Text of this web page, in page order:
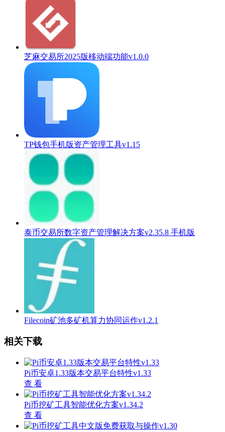
芝麻交易所2025版移动端功能v1.0.0
TP钱包手机版资产管理工具v1.15
泰币交易所数字资产管理解决方案v2.35.8 手机版
Filecoin矿池多矿机算力协同运作v1.2.1
相关下载
Pi币安卓1.33版本交易平台特性v1.33
查 看
Pi币挖矿工具智能优化方案v1.34.2
查 看